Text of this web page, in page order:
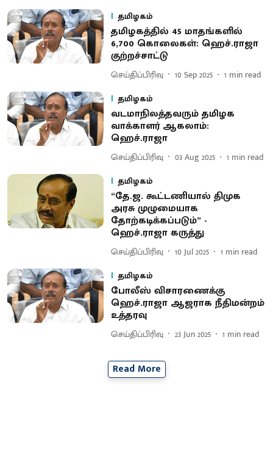
தமிழகம்
தமிழகத்தில் 45 மாதங்களில்
6,700 கொலைகள்: ஹெச்.ராஜா
குற்றச்சாட்டு
செய்திப்பிரிவு 10 Sep 2025 1 min read
தமிழகம்
வடமாநிலத்தவரும் தமிழக
வாக்காளர் ஆகலாம்:
ஹெச்.ராஜா
செய்திப்பிரிவு 03 Aug 2025 1 min read
தமிழகம்
“தே.ஜ. கூட்டணியால் திமுக
அரசு முழுமையாக
தோற்கடிக்கப்படும்” -
ஹெச்.ராஜா கருத்து
செய்திப்பிரிவு 10 Jul 2025 1 min read
தமிழகம்
போலீஸ் விசாரணைக்கு
ஹெச்.ராஜா ஆஜராக நீதிமன்றம்
உத்தரவு
செய்திப்பிரிவு 23 Jun 2025 1 min read
Read More